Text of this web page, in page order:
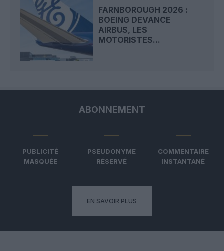
FARNBOROUGH 2026 :
BOEING DEVANCE
AIRBUS, LES
MOTORISTES...
ABONNEMENT
PUBLICITÉ
MASQUÉE
PSEUDONYME
RÉSERVÉ
COMMENTAIRE
INSTANTANÉ
EN SAVOIR PLUS